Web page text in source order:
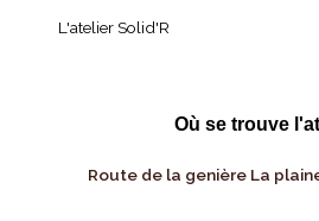
L'atelier Solid'R
Où se trouve
Route de la genière La